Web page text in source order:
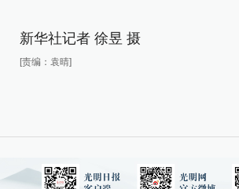
新华社记者 徐昱 摄
[责编：袁晴]